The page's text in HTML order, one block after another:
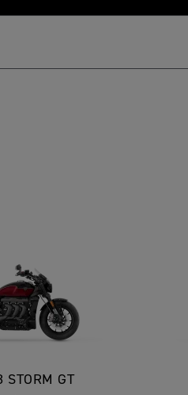
STORM GT